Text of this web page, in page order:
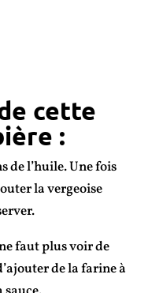
cette
:
de l’huile. Une fois
la vergeoise
faut plus voir de
de la farine à